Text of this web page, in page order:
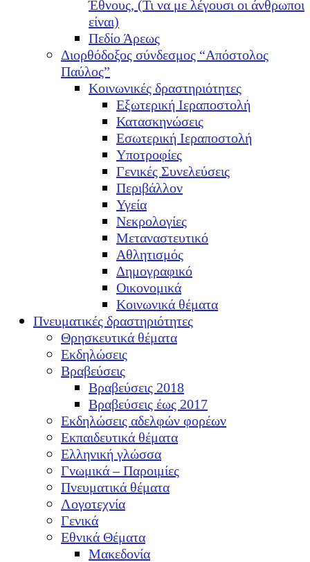
Έθνους, (Τι να με λέγουσι οι άνθρωποι
είναι)
Πεδίο Άρεως
Διορθόδοξος σύνδεσμος “Απόστολος
Παύλος”
Κοινωνικές δραστηριότητες
Εξωτερική Ιεραποστολή
Κατασκηνώσεις
Εσωτερική Ιεραποστολή
Υποτροφίες
Γενικές Συνελεύσεις
Περιβάλλον
Υγεία
Νεκρολογίες
Μεταναστευτικό
Αθλητισμός
Δημογραφικό
Οικονομικά
Κοινωνικά θέματα
Πνευματικές δραστηριότητες
Θρησκευτικά θέματα
Εκδηλώσεις
Βραβεύσεις
Βραβεύσεις 2018
Βραβεύσεις έως 2017
Εκδηλώσεις αδελφών φορέων
Εκπαιδευτικά θέματα
Ελληνική γλώσσα
Γνωμικά – Παροιμίες
Πνευματικά θέματα
Λογοτεχνία
Γενικά
Εθνικά Θέματα
Μακεδονία